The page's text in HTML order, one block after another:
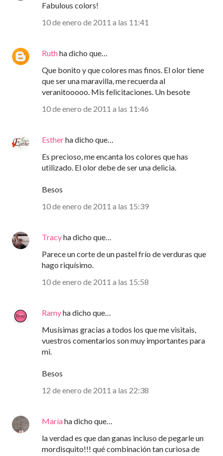
Fabulous colors!
10 de enero de 2011 a las 11:41
Ruthha dicho que…
Que bonito y que colores mas finos. El olor tiene
que ser una maravilla, me recuerda al
veranitooooo. Mis felicitaciones. Un besote
10 de enero de 2011 a las 11:46
Estherha dicho que…
Es precioso, me encanta los colores que has
utilizado. El olor debe de ser una delicia.
Besos
10 de enero de 2011 a las 15:39
Tracyha dicho que…
Parece un corte de un pastel frío de verduras que
hago riquísimo.
10 de enero de 2011 a las 15:58
Ramyha dicho que…
Musísimas gracias a todos los que me visitais,
vuestros comentarios son muy importantes para
mi.
Besos
12 de enero de 2011 a las 22:38
Maríaha dicho que…
la verdad es que dan ganas incluso de pegarle un
mordisquito!!! qué combinación tan curiosa de